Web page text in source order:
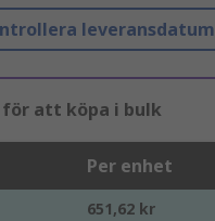
leveransdatum
att köpa i bulk
Per enhet
651,62 kr